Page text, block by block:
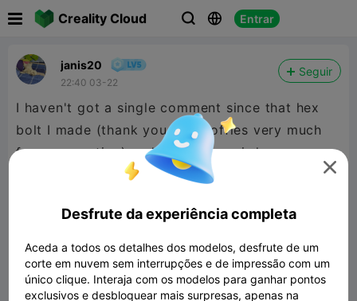
Creality Cloud   Entrar
janis20
22:40 03-22
Seguir
I haven't got a single comment since that hex
bolt I made (thank you mr. Stoffies very much
for commenting) and it's quite weird.
can see either the good parts or flaws of my
ways.
If you can comment on any of my posts, that

Desfrute da experiência completa
Aceda a todos os detalhes dos modelos, desfrute de um
corte em nuvem sem interrupções e de impressão com um
único clique. Interaja com os modelos para ganhar pontos
exclusivos e desbloquear mais surpresas, apenas na